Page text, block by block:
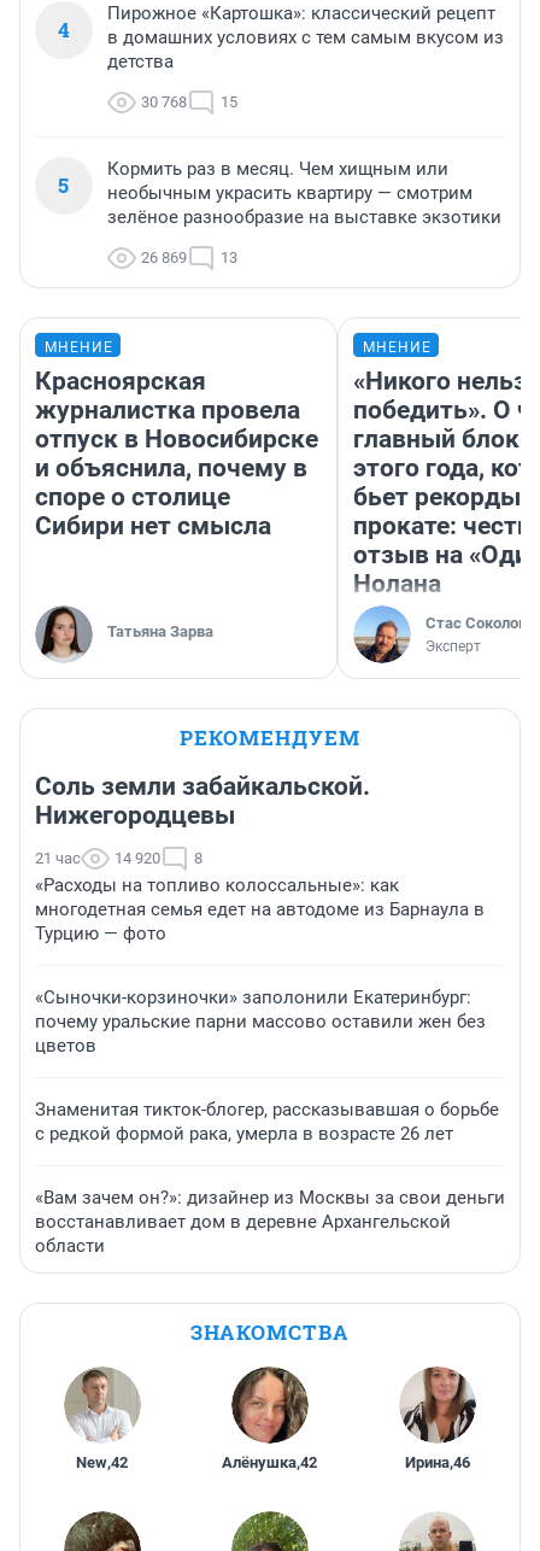
4
Пирожное «Картошка»: классический рецепт
в домашних условиях с тем самым вкусом из
детства
30 768 15
5
Кормить раз в месяц. Чем хищным или
необычным украсить квартиру — смотрим
зелёное разнообразие на выставке экзотики
26 869 13
МНЕНИЕ
Красноярская
журналистка провела
отпуск в Новосибирске
и объяснила, почему в
споре о столице
Сибири нет смысла
Татьяна Зарва
МНЕНИЕ
«Никого нельзя
победить». О
главный
этого года,
бьет рекорды в
прокате:
отзыв на
Нолана
Стас Соколов
Эксперт
РЕКОМЕНДУЕМ
Соль земли забайкальской.
Нижегородцевы
21 час 14 920 8
«Расходы на топливо колоссальные»: как
многодетная семья едет на автодоме из Барнаула в
Турцию — фото
«Сыночки-корзиночки» заполонили Екатеринбург:
почему уральские парни массово оставили жен без
цветов
Знаменитая тикток-блогер, рассказывавшая о борьбе
с редкой формой рака, умерла в возрасте 26 лет
«Вам зачем он?»: дизайнер из Москвы за свои деньги
восстанавливает дом в деревне Архангельской
области
ЗНАКОМСТВА
New,42 Алёнушка,42 Ирина,46